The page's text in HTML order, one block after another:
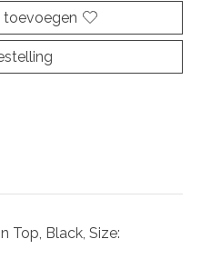
toevoegen
Top, Black, Size: